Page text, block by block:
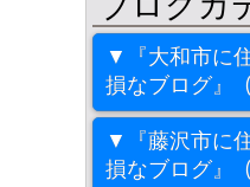
▼『大和市に
損なブログ』
▼『藤沢市に
損なブログ』